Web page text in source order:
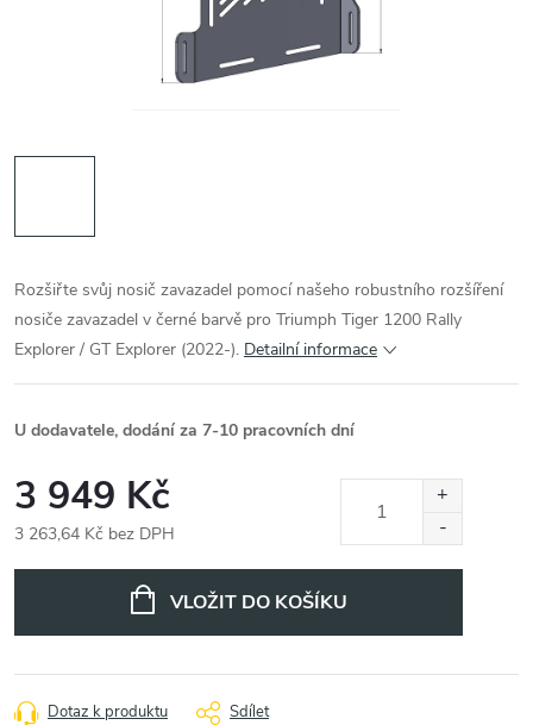
Rozšiřte svůj nosič zavazadel pomocí našeho robustního rozšíření
nosiče zavazadel v černé barvě pro Triumph Tiger 1200 Rally
Explorer / GT Explorer (2022-). Detailní informace
U dodavatele, dodání za 7-10 pracovních dní
3 949 Kč
3 263,64 Kč bez DPH
VLOŽIT DO KOŠÍKU
Dotaz k produktu Sdílet